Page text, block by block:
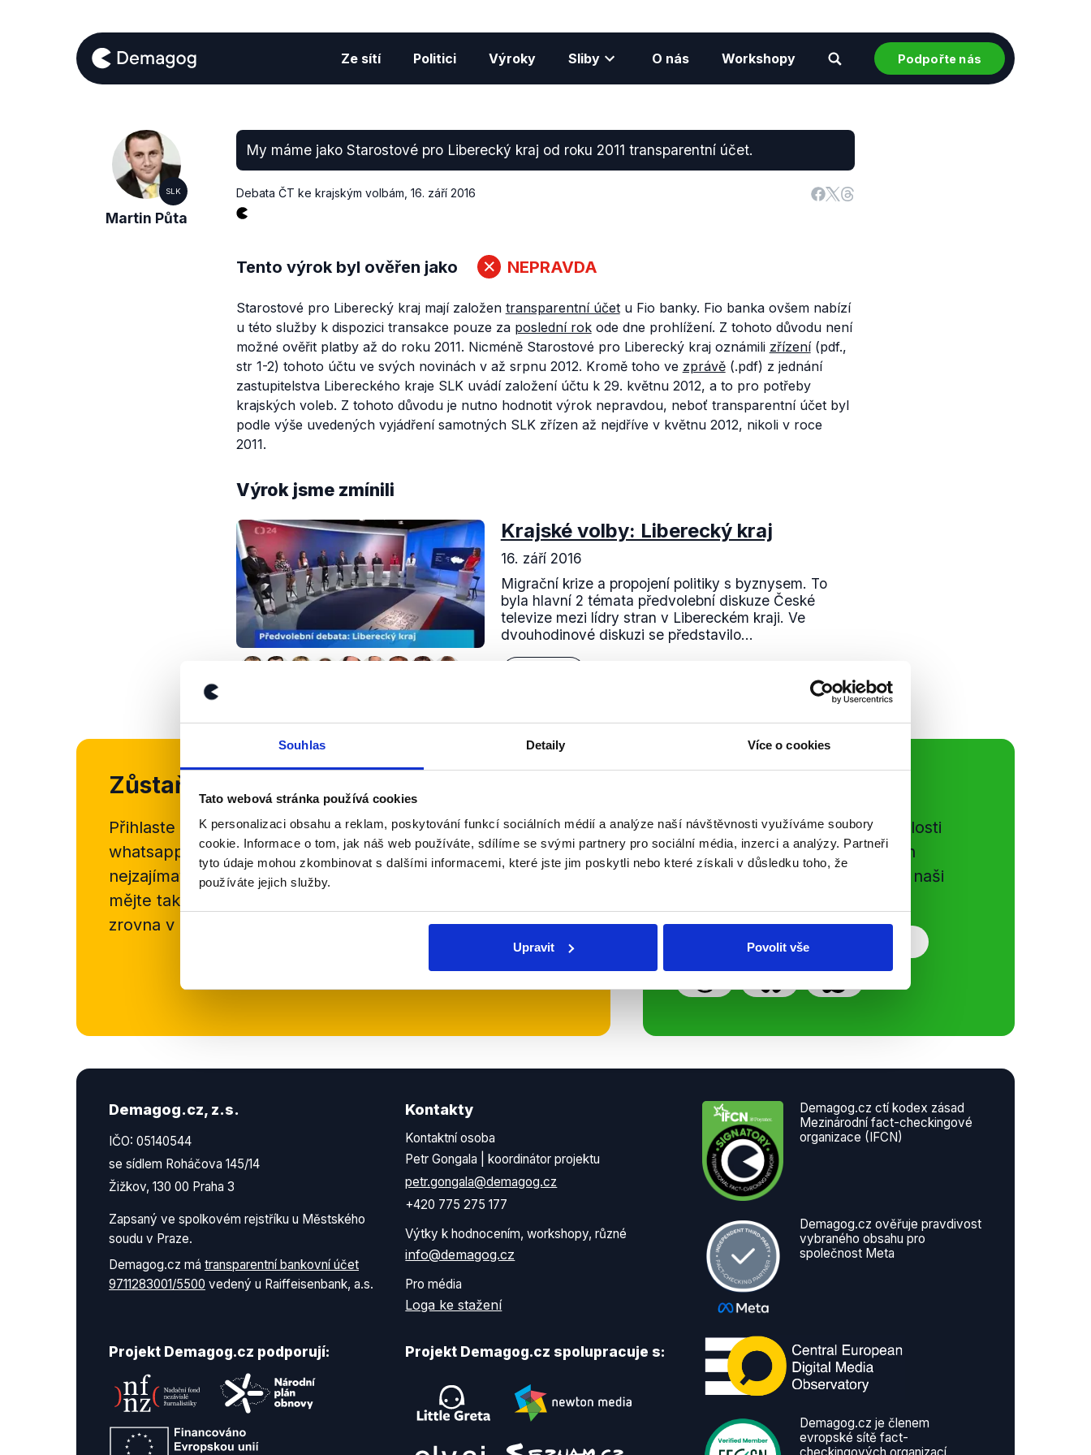
Souhlas Detaily Více o cookies
Tato webová stránka používá cookies
K personalizaci obsahu a reklam, poskytování funkcí sociálních médií a analýze naší návštěvnosti využíváme soubory
cookie. Informace o tom, jak náš web používáte, sdílíme se svými partnery pro sociální média, inzerci a analýzy. Partneři
tyto údaje mohou zkombinovat s dalšími informacemi, které jste jim poskytli nebo které získali v důsledku toho, že
používáte jejich služby.
Upravit Povolit vše
Ze sítí Politici Výroky Sliby O nás Workshopy Podpořte nás
SLK
Martin Půta
My máme jako Starostové pro Liberecký kraj od roku 2011 transparentní účet.
Debata ČT ke krajským volbám 16. září 2016
Tento výrok byl ověřen jako NEPRAVDA
Starostové pro Liberecký kraj mají založen transparentní účetu Fio banky. Fio banka ovšem nabízí
u této služby k dispozici transakce pouze za poslední rokode dne prohlížení. Z tohoto důvodu není
možné ověřit platby až do roku 2011. Nicméně Starostové pro Liberecký kraj oznámili zřízení(pdf.,
str 1-2) tohoto účtu ve svých novinách v až srpnu 2012. Kromě toho ve zprávě(.pdf) z jednání
zastupitelstva Libereckého kraje SLK uvádí založení účtu k 29. květnu 2012, a to pro potřeby
krajských voleb. Z tohoto důvodu je nutno hodnotit výrok nepravdou, neboť transparentní účet byl
podle výše uvedených vyjádření samotných SLK zřízen až nejdříve v květnu 2012, nikoli v roce
2011.
Výrok jsme zmínili
Krajské volby: Liberecký kraj
16. září 2016
Migrační krize a propojení politiky s byznysem. To
byla hlavní 2 témata předvolební diskuze České
televize mezi lídry stran v Libereckém kraji. Ve
dvouhodinové diskuzi se představilo...
Zůstaňme v kontaktu
Přihlaste se k odběru našeho newsletteru nebo
whatsappového kanálu, kde pravidelně přinášíme shrnutí
nejzajímavějších článků a analýz. Začněte nás odebírat, a
mějte tak přehled o tom, jaké dezinformace a nepravdy se
zrovna v Česku šíří.
WhatsApp
Nenechte si ujít nejnovější události
z Demagog.cz. Sdílením našich
příspěvků přátelům podpoříte naši
Demagog.cz, z.s.
IČO: 05140544
se sídlem Roháčova 145/14
Žižkov, 130 00 Praha 3
Zapsaný ve spolkovém rejstříku u Městského
soudu v Praze.
Demagog.cz má transparentní bankovní účet
9711283001/5500 vedený u Raiffeisenbank, a.s.
Kontakty
Kontaktní osoba
Petr Gongala | koordinátor projektu
petr.gongala@demagog.cz
+420 775 275 177
Výtky k hodnocením, workshopy, různé
info@demagog.cz
Pro média
Loga ke stažení
Projekt Demagog.cz podporují: Projekt Demagog.cz spolupracuje s:
Demagog.cz ctí kodex zásad
Mezinárodní fact-checkingové
organizace (IFCN)
Demagog.cz ověřuje pravdivost
vybraného obsahu pro
společnost Meta
Demagog.cz je členem
evropské sítě fact-